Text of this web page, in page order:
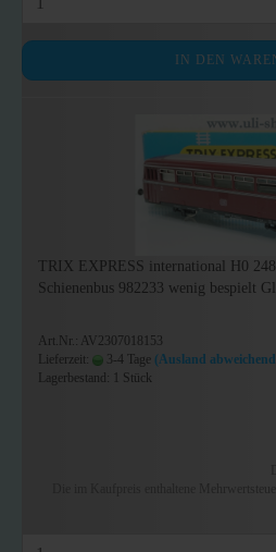
IN DEN
TRIX EXPRESS international H0
Schienenbus 982233 wenig bespielt
Art.Nr.: AV2307018153
Lieferzeit:
3-4 Tage (Ausland
Lagerbestand: 1 Stück
Die im Kaufpreis enthaltene